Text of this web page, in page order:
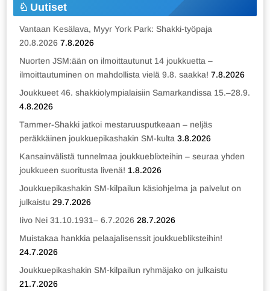
Uutiset
Vantaan Kesälava, Myyr York Park: Shakki-työpaja
20.8.2026 7.8.2026
Nuorten JSM:ään on ilmoittautunut 14 joukkuetta –
ilmoittautuminen on mahdollista vielä 9.8. saakka! 7.8.2026
Joukkueet 46. shakkiolympialaisiin Samarkandissa 15.–28.9.
4.8.2026
Tammer-Shakki jatkoi mestaruusputkeaan – neljäs
peräkkäinen joukkuepikashakin SM-kulta 3.8.2026
Kansainvälistä tunnelmaa joukkueblixteihin – seuraa yhden
joukkueen suoritusta livenä! 1.8.2026
Joukkuepikashakin SM-kilpailun käsiohjelma ja palvelut on
julkaistu 29.7.2026
Iivo Nei 31.10.1931– 6.7.2026 28.7.2026
Muistakaa hankkia pelaajalisenssit joukkuebliksteihin!
24.7.2026
Joukkuepikashakin SM-kilpailun ryhmäjako on julkaistu
21.7.2026